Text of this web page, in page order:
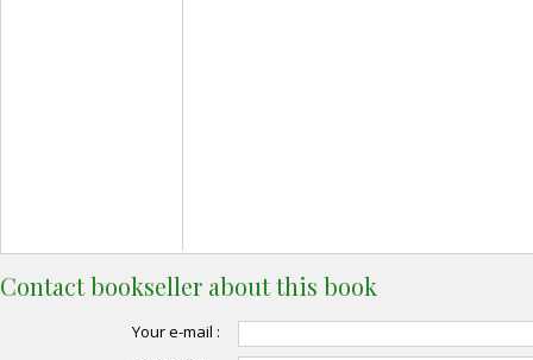
Contact bookseller about this book
Your e-mail :